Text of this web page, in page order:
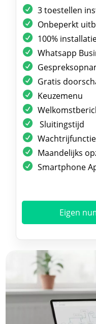
3 toestellen
Onbeperkt
100%
Whatsapp
Gratis
Keuzemenu
Sluitingstijd
Wachtrijfunctie
Maandelijks
Smartphone
Eigen